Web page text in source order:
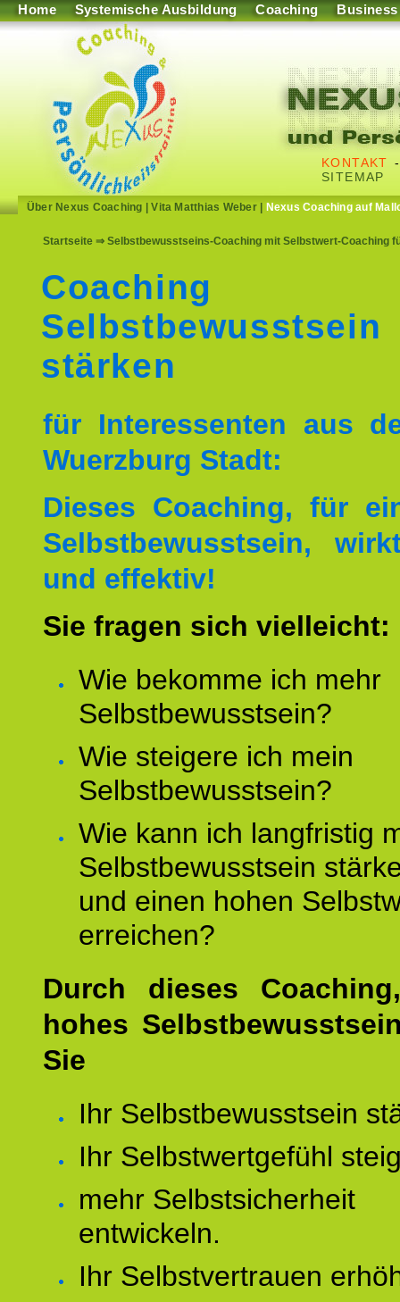
Home Systemische Ausbildung Coaching Business
KONTAKT
SITEMAP
Über Nexus Coaching |Vita Matthias Weber| Nexus Coaching auf
Startseite ⇒ Selbstbewusstseins-Coaching mit Selbstwert-Coaching
Coaching
Selbstbewusstsein
stärken
für Interessenten aus
Wuerzburg Stadt:
Dieses Coaching, für
Selbstbewusstsein,
und effektiv!
Sie fragen sich vielleicht:
Wie bekomme ich mehr
Selbstbewusstsein?
Wie steigere ich mein
Selbstbewusstsein?
Wie kann ich langfristig
Selbstbewusstsein
und einen hohen
erreichen?
Durch dieses
hohes
Sie
Ihr Selbstbewusstsein
Ihr Selbstwertgefühl
mehr Selbstsicherheit
entwickeln.
Ihr Selbstvertrauen